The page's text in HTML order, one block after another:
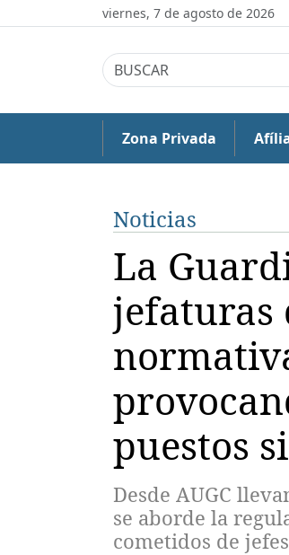
viernes, 7 de agosto de 2026
Zona Privada
Noticias
La
jefaturas
puestos
Desde AUGC
se aborde la
cometidos de